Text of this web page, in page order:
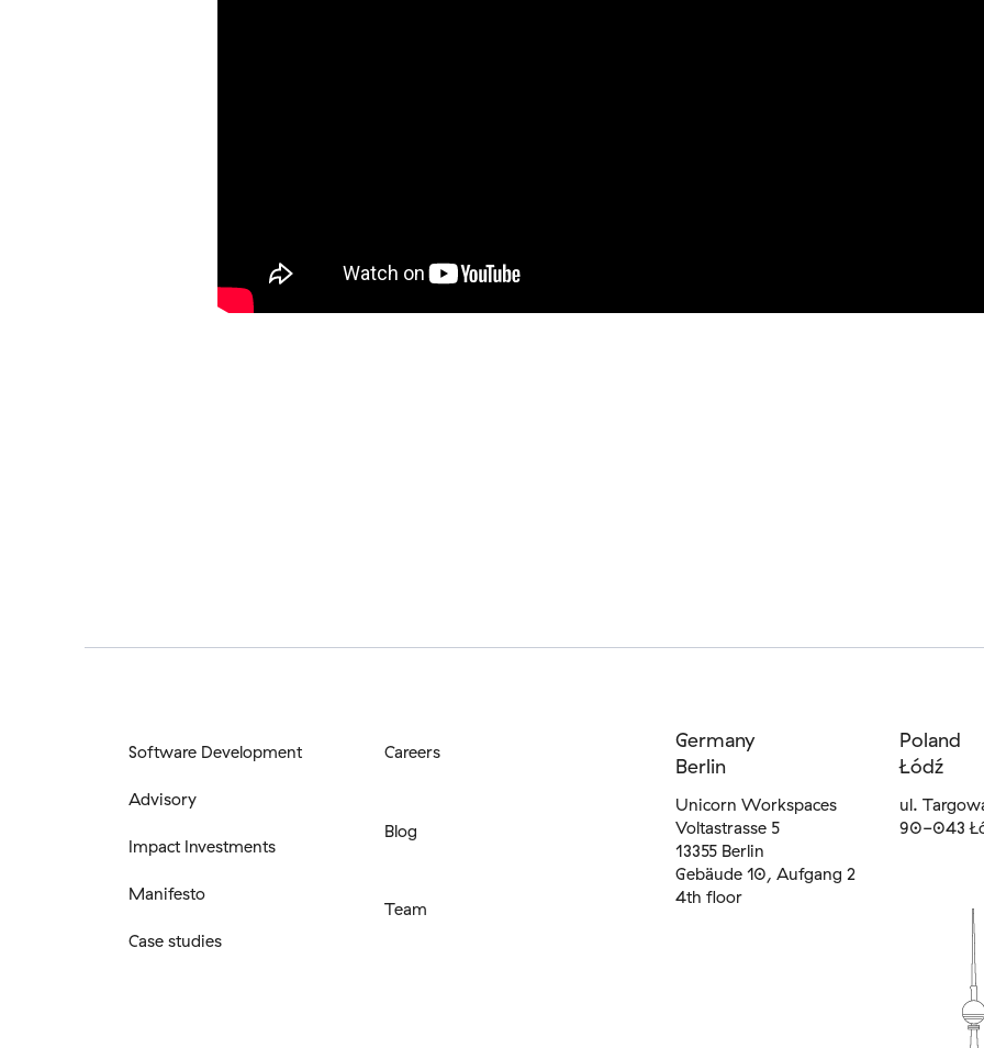
Software Development
Advisory
Impact Investments
Manifesto
Case studies
Careers
Blog
Team
Germany
Berlin
Unicorn Workspaces
Voltastrasse 5
13355 Berlin
Gebäude 10, Aufgang 2
4th floor
Poland
Łódź
ul.
90-043